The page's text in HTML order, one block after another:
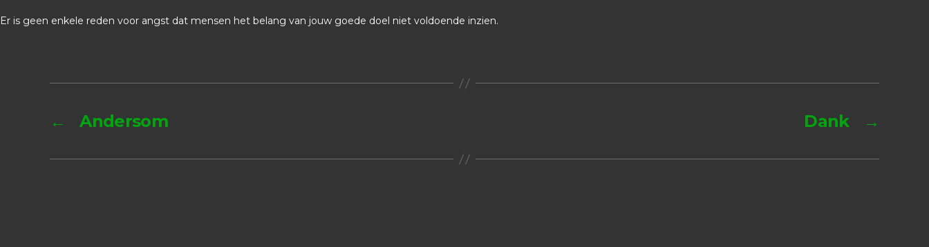
Er is geen enkele reden voor angst dat mensen het belang van jouw goede doel niet voldoende inzien.
← Andersom →
Dank